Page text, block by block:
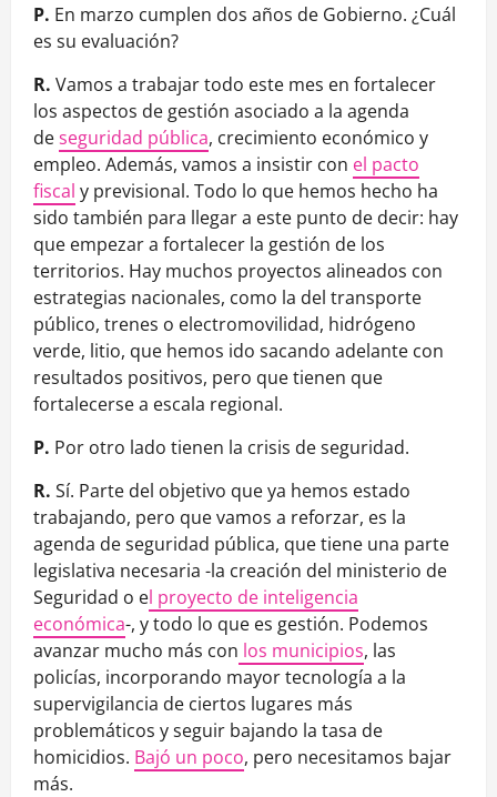
P. En marzo cumplen dos años de Gobierno. ¿Cuál
es su evaluación?
R. Vamos a trabajar todo este mes en fortalecer
los aspectos de gestión asociado a la agenda
deseguridad pública, crecimiento económico y
empleo. Además, vamos a insistir con el pacto
fiscal y previsional. Todo lo que hemos hecho ha
sido también para llegar a este punto de decir: hay
que empezar a fortalecer la gestión de los
territorios. Hay muchos proyectos alineados con
estrategias nacionales, como la del transporte
público, trenes o electromovilidad, hidrógeno
verde, litio, que hemos ido sacando adelante con
resultados positivos, pero que tienen que
fortalecerse a escala regional.
P. Por otro lado tienen la crisis de seguridad.
R. Sí. Parte del objetivo que ya hemos estado
trabajando, pero que vamos a reforzar, es la
agenda de seguridad pública, que tiene una parte
legislativa necesaria -la creación del ministerio de
Seguridad o el proyecto de inteligencia
económica-, y todo lo que es gestión. Podemos
avanzar mucho más con los municipios, las
policías, incorporando mayor tecnología a la
supervigilancia de ciertos lugares más
problemáticos y seguir bajando la tasa de
homicidios. Bajó un poco, pero necesitamos bajar
más.